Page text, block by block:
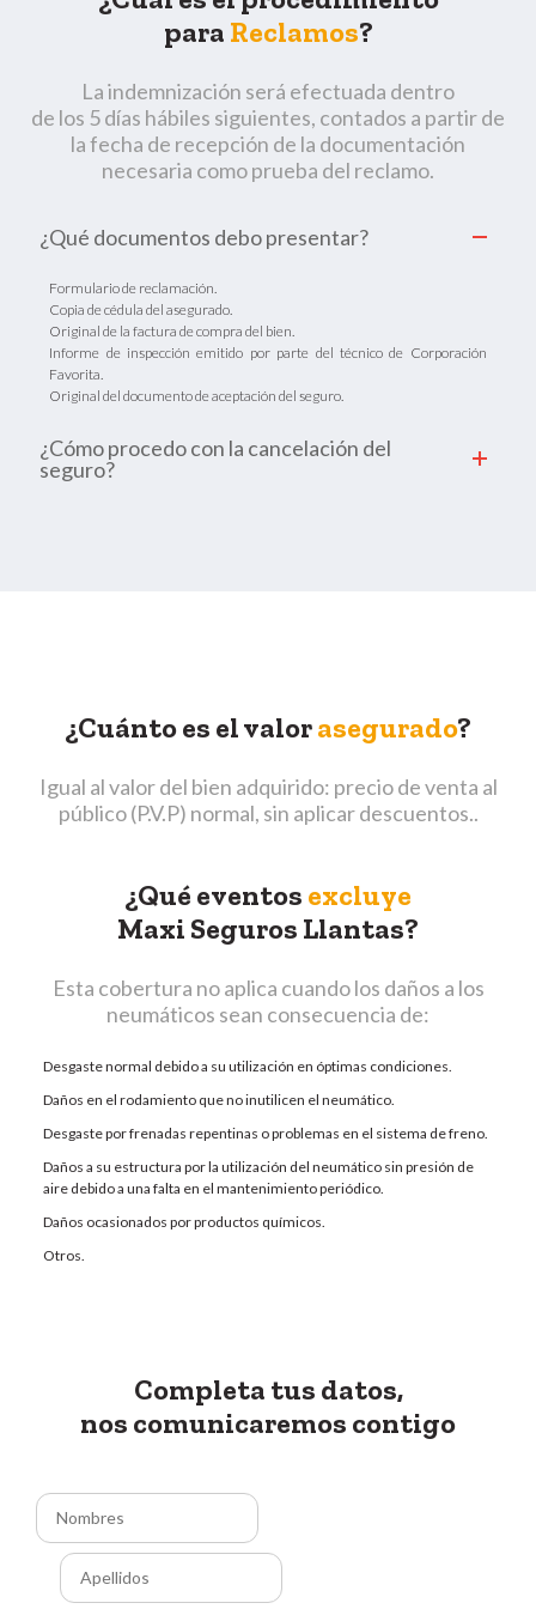
para Reclamos?
La indemnización será efectuada dentro
de los 5 días hábiles siguientes, contados a partir de
la fecha de recepción de la documentación
necesaria como prueba del reclamo.
¿Qué documentos debo presentar?
Formulario de reclamación.
Copia de cédula del asegurado.
Original de la factura de compra del bien.
Informe de inspección emitido por parte del técnico de Corporación
Favorita.
Original del documento de aceptación del seguro.
¿Cómo procedo con la cancelación del
seguro?
¿Cuánto es el valorasegurado?
Igual al valor del bien adquirido: precio de venta al
público (P.V.P) normal, sin aplicar descuentos..
¿Qué eventos excluye
Maxi Seguros Llantas?
Esta cobertura no aplica cuando los daños a los
neumáticos sean consecuencia de:
Desgaste normal debido a su utilización en óptimas condiciones.
Daños en el rodamiento que no inutilicen el neumático.
Desgaste por frenadas repentinas o problemas en el sistema de freno.
Daños a su estructura por la utilización del neumático sin presión de
aire debido a una falta en el mantenimiento periódico.
Daños ocasionados por productos químicos.
Otros.
Completa tus datos,
nos comunicaremos contigo
N
m
Nombre